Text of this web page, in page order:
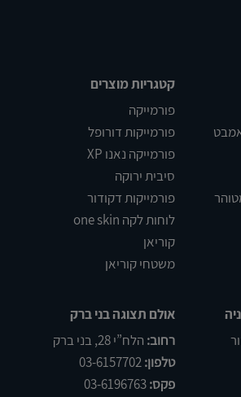
קטגריות מוצרים
פורמייקה
פורמייקות דורופל
פורמייקה נאנו XP
סיבית ירוקה
פורמייקות דקודור
לוחות לקה one skin
קוריאן
משטחי קוריאן
אולם תצוגה בני ברק
רחוב: הלח”י 28, בני ברק
טלפון:03-6157702
פקס: